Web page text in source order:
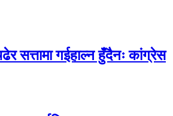
सत्तामा गईहाल्न हुँदैनः कांग्रेस